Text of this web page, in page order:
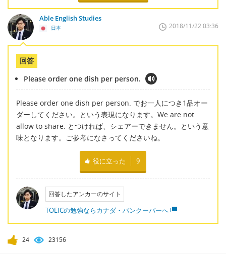
Able English Studies
日本 2018/11/22 03:36
回答
Please order one dish per person.
Please order one dish per person. でお一人につき1品オー
ダーしてください。という表現になります。We are not
allow to share. とつければ、シェアーできません。という意
味となります。ご参考になさってくださいね。
役に立った 9
回答したアンカーのサイト
TOEICの勉強ならカナダ・バンクーバーへ
24 23156